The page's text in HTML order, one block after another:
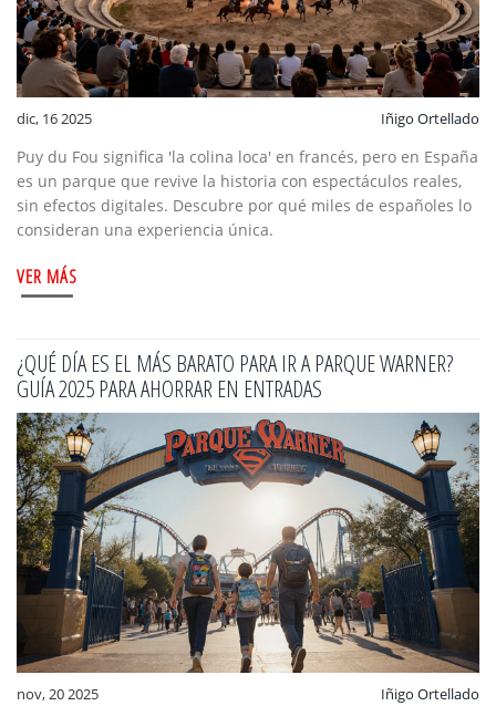
dic, 16 2025 Iñigo Ortellado
Puy du Fou significa 'la colina loca' en francés, pero en España
es un parque que revive la historia con espectáculos reales,
sin efectos digitales. Descubre por qué miles de españoles lo
consideran una experiencia única.
VER MÁS
¿QUÉ DÍA ES EL MÁS BARATO PARA IR A PARQUE WARNER?
GUÍA 2025 PARA AHORRAR EN ENTRADAS
nov, 20 2025 Iñigo Ortellado